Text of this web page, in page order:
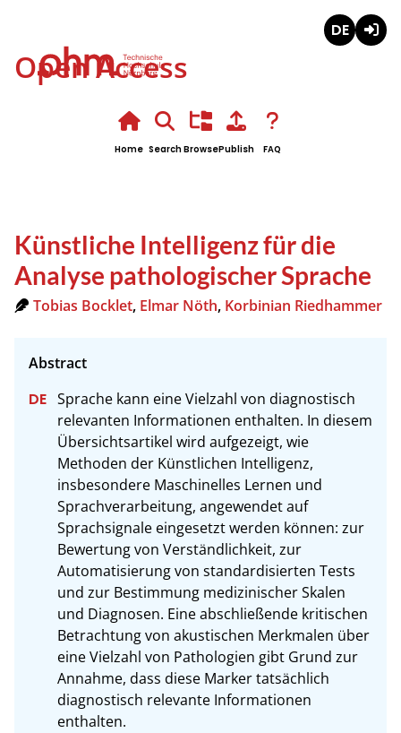
Open Access
Home SearchBrowsePublish FAQ
Künstliche Intelligenz für die
Analyse pathologischer Sprache
Tobias Bocklet, Elmar Nöth, Korbinian Riedhammer
Sprache kann eine Vielzahl von diagnostisch
relevanten Informationen enthalten. In diesem
Übersichtsartikel wird aufgezeigt, wie
Methoden der Künstlichen Intelligenz,
insbesondere Maschinelles Lernen und
Sprachverarbeitung, angewendet auf
Sprachsignale eingesetzt werden können: zur
Bewertung von Verständlichkeit, zur
Automatisierung von standardisierten Tests
und zur Bestimmung medizinischer Skalen
und Diagnosen. Eine abschließende kritischen
Betrachtung von akustischen Merkmalen über
eine Vielzahl von Pathologien gibt Grund zur
Annahme, dass diese Marker tatsächlich
diagnostisch relevante Informationen
enthalten.